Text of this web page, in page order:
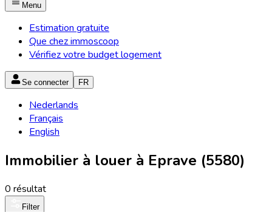
Menu
Estimation gratuite
Que chez immoscoop
Vérifiez votre budget logement
Se connecter FR
Nederlands
Français
English
Immobilier à louer à Eprave (5580)
0 résultat
Filter